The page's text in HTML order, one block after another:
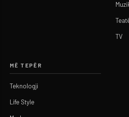
TV
MË TEPËR
Teknologji
Life Style